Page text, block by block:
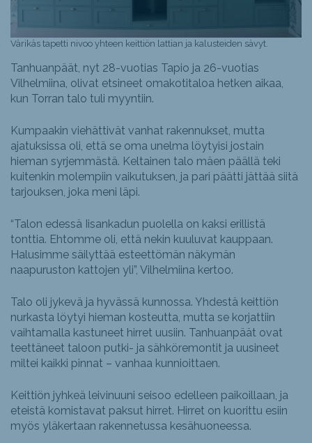
Värikäs tapetti nivoo yhteen keittiön lattian ja kalusteiden sävyt.
Tanhuanpäät, nyt 28-vuotias Tapio ja 26-vuotias
Vilhelmiina, olivat etsineet omakotitaloa hetken aikaa,
kun Torran talo tuli myyntiin.
Kumpaakin viehättivät vanhat rakennukset, mutta
ajatuksissa oli, että se oma unelma löytyisi jostain
hieman syrjemmästä. Keltainen talo mäen päällä teki
kuitenkin molempiin vaikutuksen, ja pari päätti jättää siitä
tarjouksen, joka meni läpi.
“Talon edessä Iisankadun puolella on kaksi erillistä
tonttia. Ehtomme oli, että nekin kuuluvat kauppaan.
Halusimme säilyttää esteettömän näkymän
naapuruston kattojen yli”, Vilhelmiina kertoo.
Talo oli jykevä ja hyvässä kunnossa. Yhdestä keittiön
nurkasta löytyi hieman kosteutta, mutta se korjattiin
vaihtamalla kastuneet hirret uusiin. Tanhuanpäät ovat
teettäneet taloon putki- ja sähköremontit ja uusineet
miltei kaikki pinnat – vanhaa kunnioittaen.
Keittiön jyhkeä leivinuuni seisoo edelleen paikoillaan, ja
eteistä komistavat paksut hirret. Hirret on kuorittu esiin
myös yläkertaan rakennetussa kesähuoneessa.